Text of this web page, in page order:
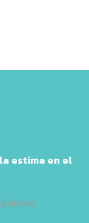
estima en el